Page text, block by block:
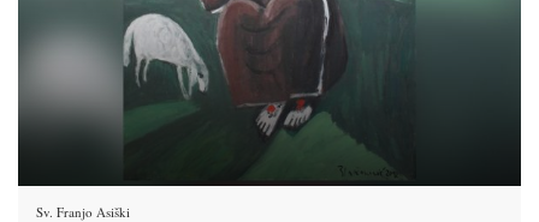
Sv. Franjo Asiški